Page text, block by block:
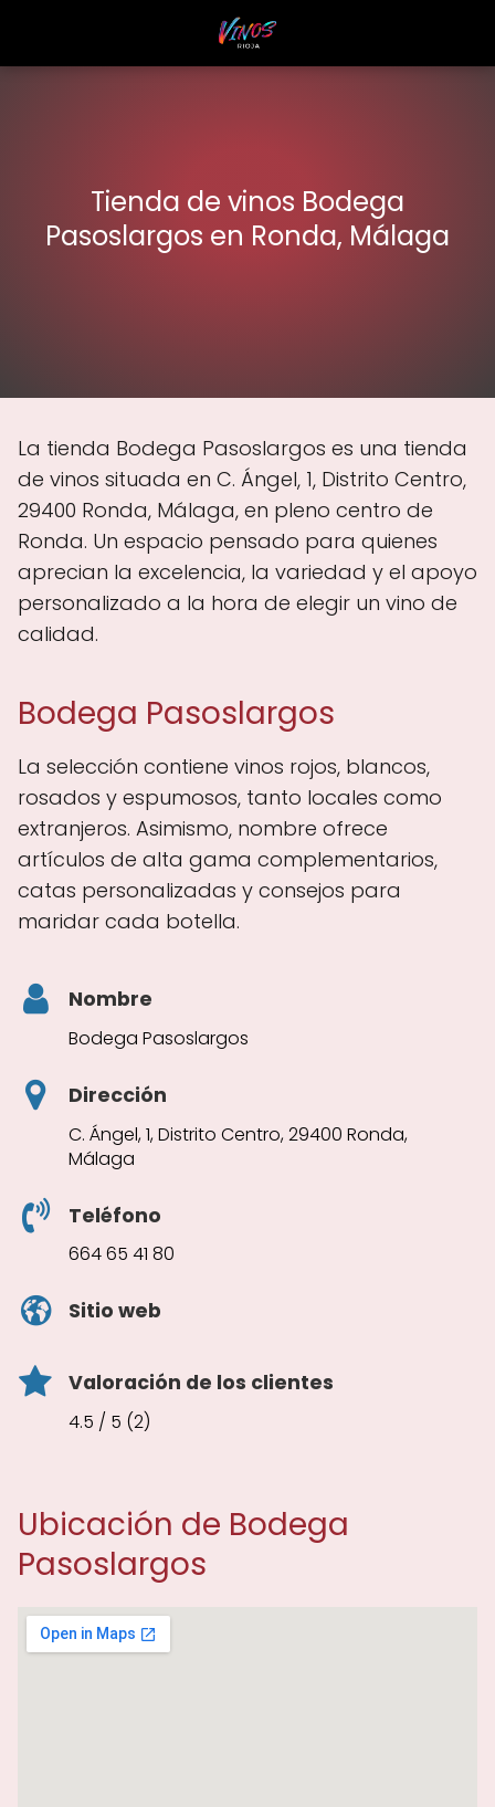
Tienda de vinos Bodega
Pasoslargos en Ronda, Málaga
La tienda Bodega Pasoslargos es una tienda
de vinos situada en C. Ángel, 1, Distrito Centro,
29400 Ronda, Málaga, en pleno centro de
Ronda. Un espacio pensado para quienes
aprecian la excelencia, la variedad y el apoyo
personalizado a la hora de elegir un vino de
calidad.
Bodega Pasoslargos
La selección contiene vinos rojos, blancos,
rosados y espumosos, tanto locales como
extranjeros. Asimismo, nombre ofrece
artículos de alta gama complementarios,
catas personalizadas y consejos para
maridar cada botella.
Nombre
Bodega Pasoslargos
Dirección
C. Ángel, 1, Distrito Centro, 29400 Ronda,
Málaga
Teléfono
664 65 41 80
Sitio web
Valoración de los clientes
4.5 / 5 (2)
Ubicación de Bodega
Pasoslargos